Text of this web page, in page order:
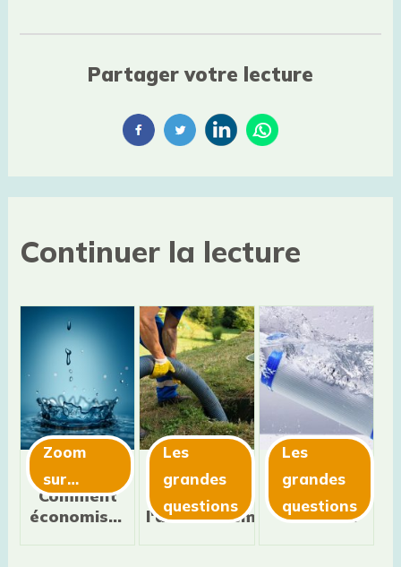
Partager votre lecture
Continuer la lecture
Zoom
sur…
Comment
économiser
Les
grandes
questions
Zoom sur
l'assainissement
Les
grandes
questions
Traiter son
eau de